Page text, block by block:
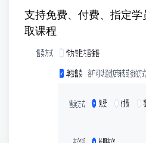
支持免费、付费、指定
取课程